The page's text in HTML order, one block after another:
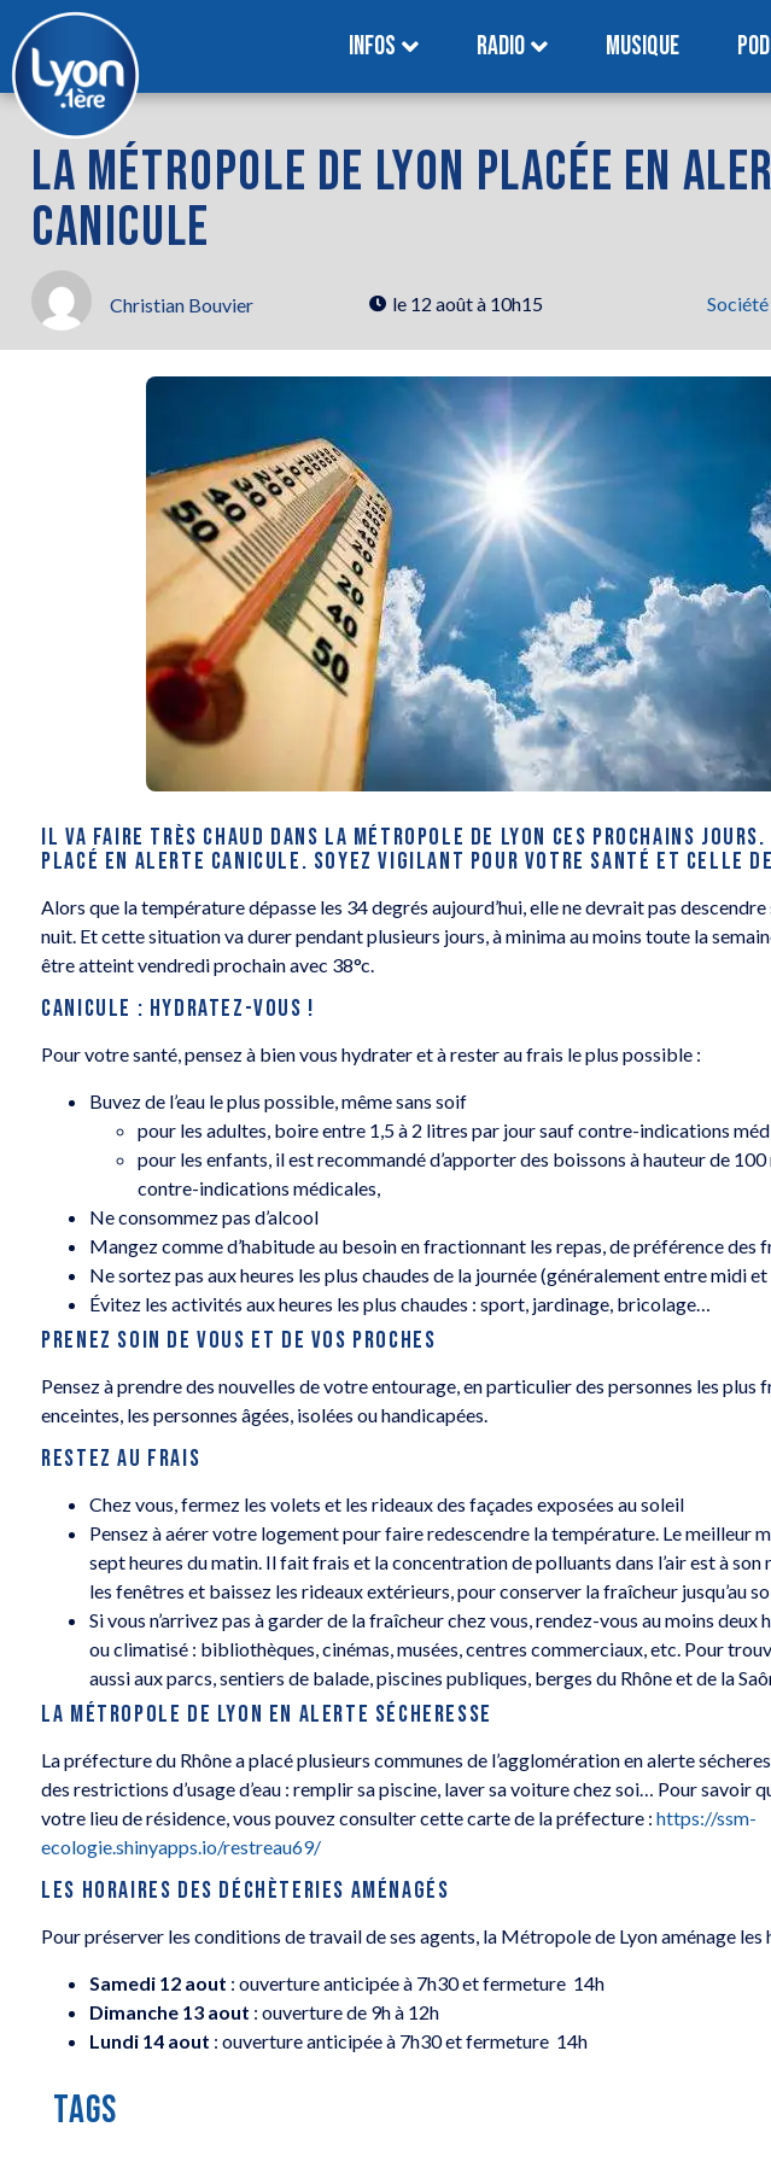
INFOS RADIO MUSIQUE
LA MÉTROPOLE DE LYON PLACÉE EN
CANICULE
Christian Bouvier le 12 août à 10h15 Société
IL VA FAIRE TRÈS CHAUD DANS LA MÉTROPOLE DE LYON CES PROCHAINS
PLACÉ EN ALERTE CANICULE. SOYEZ VIGILANT POUR VOTRE SANTÉ ET CELLE
Alors que la température dépasse les 34 degrés aujourd’hui, elle ne devrait pas
nuit. Et cette situation va durer pendant plusieurs jours, à minima au moins toute la
être atteint vendredi prochain avec 38°c.
CANICULE : HYDRATEZ-VOUS !
Pour votre santé, pensez à bien vous hydrater et à rester au frais le plus possible :
Buvez de l’eau le plus possible, même sans soif
pour les adultes, boire entre 1,5 à 2 litres par jour sauf contre-indications
pour les enfants, il est recommandé d’apporter des boissons à hauteur de
contre-indications médicales,
Ne consommez pas d’alcool
Mangez comme d’habitude au besoin en fractionnant les repas, de préférence des
Ne sortez pas aux heures les plus chaudes de la journée (généralement entre midi et
Évitez les activités aux heures les plus chaudes : sport, jardinage, bricolage…
PRENEZ SOIN DE VOUS ET DE VOS PROCHES
Pensez à prendre des nouvelles de votre entourage, en particulier des personnes les plus
enceintes, les personnes âgées, isolées ou handicapées.
RESTEZ AU FRAIS
Chez vous, fermez les volets et les rideaux des façades exposées au soleil
Pensez à aérer votre logement pour faire redescendre la température. Le meilleur
sept heures du matin. Il fait frais et la concentration de polluants dans l’air est à
les fenêtres et baissez les rideaux extérieurs, pour conserver la fraîcheur jusqu’au
Si vous n’arrivez pas à garder de la fraîcheur chez vous, rendez-vous au moins deux
ou climatisé : bibliothèques, cinémas, musées, centres commerciaux, etc. Pour
aussi aux parcs, sentiers de balade, piscines publiques, berges du Rhône et de la
LA MÉTROPOLE DE LYON EN ALERTE SÉCHERESSE
La préfecture du Rhône a placé plusieurs communes de l’agglomération en alerte
des restrictions d’usage d’eau : remplir sa piscine, laver sa voiture chez soi… Pour savoir
votre lieu de résidence, vous pouvez consulter cette carte de la préfecture :https://ssm-
ecologie.shinyapps.io/restreau69/
LES HORAIRES DES DÉCHÈTERIES AMÉNAGÉS
Pour préserver les conditions de travail de ses agents, la Métropole de Lyon aménage les
Samedi 12 aout : ouverture anticipée à 7h30 et fermeture 14h
Dimanche 13 aout : ouverture de 9h à 12h
Lundi 14 aout : ouverture anticipée à 7h30 et fermeture 14h
TAGS